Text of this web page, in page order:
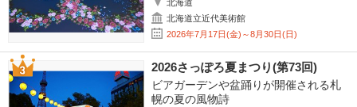
北海道
北海道立近代美術館
2026年7月17日(金)～8月30日(日)
2026さっぽろ夏まつり(第73回)
ビアガーデンや盆踊りが開催される札
幌の夏の風物詩